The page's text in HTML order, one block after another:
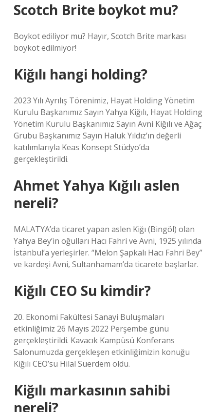
Scotch Brite boykot mu?
Boykot ediliyor mu? Hayır, Scotch Brite markası
boykot edilmiyor!
Kiğılı hangi holding?
2023 Yılı Ayrılış Törenimiz, Hayat Holding Yönetim
Kurulu Başkanımız Sayın Yahya Kiğılı, Hayat Holding
Yönetim Kurulu Başkanımız Sayın Avni Kiğılı ve Ağaç
Grubu Başkanımız Sayın Haluk Yıldız’ın değerli
katılımlarıyla Keas Konsept Stüdyo’da
gerçekleştirildi.
Ahmet Yahya Kığılı aslen
nereli?
MALATYA’da ticaret yapan aslen Kiğı (Bingöl) olan
Yahya Bey’in oğulları Hacı Fahri ve Avni, 1925 yılında
İstanbul’a yerleşirler. “Melon Şapkalı Hacı Fahri Bey”
ve kardeşi Avni, Sultanhamam’da ticarete başlarlar.
Kiğılı CEO Su kimdir?
20. Ekonomi Fakültesi Sanayi Buluşmaları
etkinliğimiz 26 Mayıs 2022 Perşembe günü
gerçekleştirildi. Kavacık Kampüsü Konferans
Salonumuzda gerçekleşen etkinliğimizin konuğu
Kiğılı CEO’su Hilal Suerdem oldu.
Kiğılı markasının sahibi
nereli?